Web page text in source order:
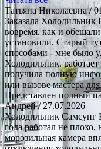
Татьяна Николаевна/
Заказала
вовремя. как и
установили. Старый
способами - мне было
Холодильник.
получила полную
или вызове мастера
Представлен полный
Андрей/ 27.07.2026
Холодильник Самсунг
года работал не плохо,
морозильная камера